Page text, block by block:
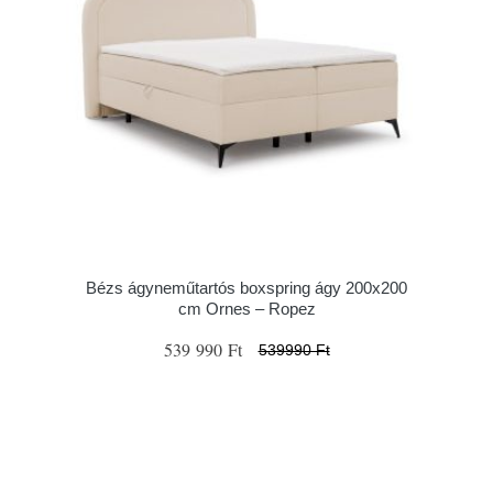
Bézs ágyneműtartós boxspring ágy 200x200
cm Ornes – Ropez
539 990 Ft 539990 Ft